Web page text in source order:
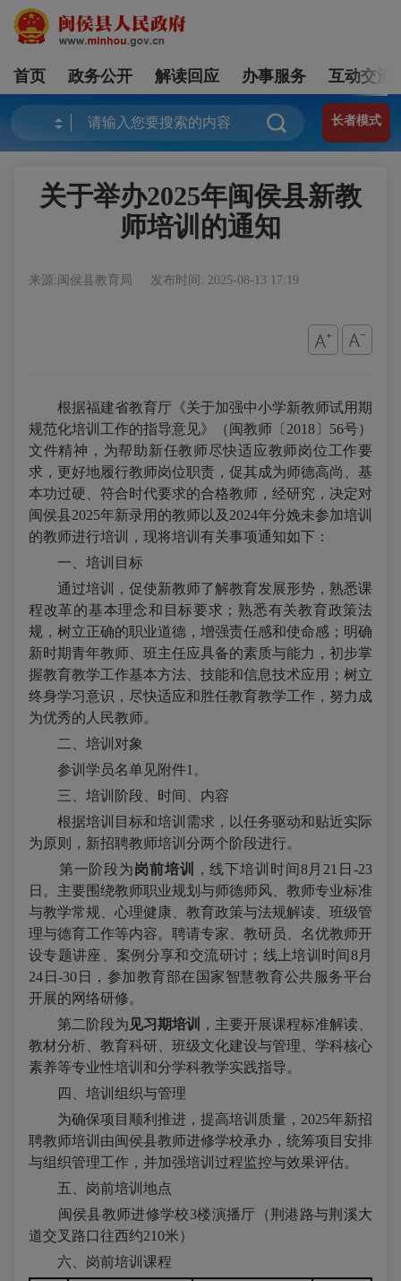
首页 政务公开 解读回应 办事服务 互动交流
长者模式
关于举办2025年闽侯县新教
师培训的通知
来源:闽侯县教育局 发布时间: 2025-08-13 17:19
根据福建省教育厅《关于加强中小学新教师试用期
规范化培训工作的指导意见》（闽教师〔2018〕56号）
文件精神，为帮助新任教师尽快适应教师岗位工作要
求，更好地履行教师岗位职责，促其成为师德高尚、基
本功过硬、符合时代要求的合格教师，经研究，决定对
闽侯县2025年新录用的教师以及2024年分娩未参加培训
的教师进行培训，现将培训有关事项通知如下：
一、培训目标
通过培训，促使新教师了解教育发展形势，熟悉课
程改革的基本理念和目标要求；熟悉有关教育政策法
规，树立正确的职业道德，增强责任感和使命感；明确
新时期青年教师、班主任应具备的素质与能力，初步掌
握教育教学工作基本方法、技能和信息技术应用；树立
终身学习意识，尽快适应和胜任教育教学工作，努力成
为优秀的人民教师。
二、培训对象
参训学员名单见附件1。
三、培训阶段、时间、内容
根据培训目标和培训需求，以任务驱动和贴近实际
为原则，新招聘教师培训分两个阶段进行。
第一阶段为岗前培训
，线下培训时间8月21日-23
日。主要围绕教师职业规划与师德师风、教师专业标准
与教学常规、心理健康、教育政策与法规解读、班级管
理与德育工作等内容。聘请专家、教研员、名优教师开
设专题讲座、案例分享和交流研讨；线上培训时间8月
24日-30日，参加教育部在国家智慧教育公共服务平台
开展的网络研修。
第二阶段为 见习期培训
，主要开展课程标准解读、
教材分析、教育科研、班级文化建设与管理、学科核心
素养等专业性培训和分学科教学实践指导。
四、培训组织与管理
为确保项目顺利推进，提高培训质量，2025年新招
聘教师培训由闽侯县教师进修学校承办，统筹项目安排
与组织管理工作，并加强培训过程监控与效果评估。
五、岗前培训地点
闽侯县教师进修学校3楼演播厅（荆港路与荆溪大
道交叉路口往西约210米）
六、岗前培训课程